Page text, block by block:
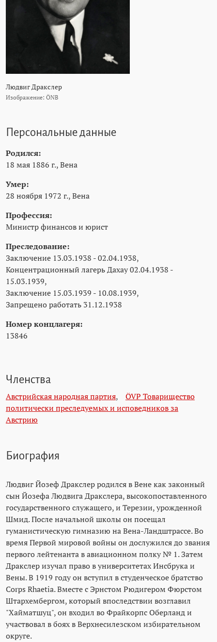
Людвиг Дракслер
Изображение: ÖNB
Персональные данные
Родился:
18 мая 1886 г., Вена
Умер:
28 ноября 1972 г., Вена
Профессия:
Министр финансов и юрист
Преследование:
Заключение 13.03.1938 - 02.04.1938,
Концентрационный лагерь Дахау 02.04.1938 -
15.03.1939,
Заключение 15.03.1939 - 10.08.1939,
Запрещено работать 31.12.1938
Номер концлагеря:
13846
Членства
Австрийская народная партия, ÖVP Товарищество
политически преследуемых и исповедников за
Австрию
Биография
Людвиг Йозеф Дракслер родился в Вене как законный
сын Йозефа Людвига Дракслера, высокопоставленного
государственного служащего, и Терезии, урожденной
Шмид. После начальной школы он посещал
гуманистическую гимназию на Вена-Ландштрассе. Во
время Первой мировой войны он дослужился до звания
первого лейтенанта в авиационном полку № 1. Затем
Дракслер изучал право в университетах Инсбрука и
Вены. В 1919 году он вступил в студенческое братство
Corps Rhaetia. Вместе с Эрнстом Рюдигером Фюрстом
Штархембергом, который впоследствии возглавил
"Хайматшуц", он входил во Фрайкорпс Оберланд и
участвовал в боях в Верхнесилезском избирательном
округе.